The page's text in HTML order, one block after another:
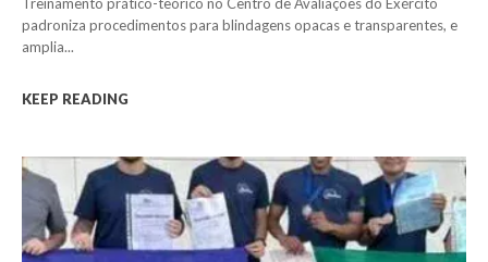
padroniza procedimentos para blindagens opacas e transparentes, e
amplia...
KEEP READING